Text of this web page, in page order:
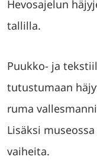
Hevosajelun
tallilla.
Puukko- ja
tutustumaan
ruma
Lisäksi
vaiheita.